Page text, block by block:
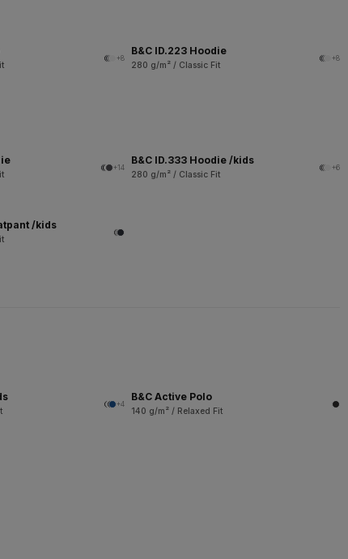
+8
B&C ID.223 Hoodie
280 g/m² / Classic Fit
+8
+14
B&C ID.333 Hoodie /kids
280 g/m² / Classic Fit
+6
/kids
+4
B&C Active Polo
140 g/m² / Relaxed Fit